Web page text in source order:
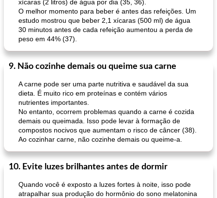
muffins de farelo de harriet sopa de lentilha líbia
xícaras (2 litros) de água por dia (35, 36).
O melhor momento para beber é antes das refeições. Um
estudo mostrou que beber 2,1 xícaras (500 ml) de água
30 minutos antes de cada refeição aumentou a perda de
peso em 44% (37).
9. Não cozinhe demais ou queime sua carne
A carne pode ser uma parte nutritiva e saudável da sua
dieta. É muito rico em proteínas e contém vários
nutrientes importantes.
No entanto, ocorrem problemas quando a carne é cozida
demais ou queimada. Isso pode levar à formação de
compostos nocivos que aumentam o risco de câncer (38).
Ao cozinhar carne, não cozinhe demais ou queime-a.
10. Evite luzes brilhantes antes de dormir
Quando você é exposto a luzes fortes à noite, isso pode
atrapalhar sua produção do hormônio do sono melatonina